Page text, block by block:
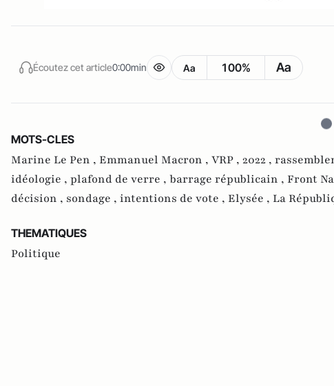
Écoutez cet article0:00min Aa 100% Aa
MOTS-CLES
Marine Le Pen , Emmanuel Macron , VRP , 2022 ,
idéologie , plafond de verre , barrage républicain , Front
décision , sondage , intentions de vote , Elysée , La
THEMATIQUES
Politique